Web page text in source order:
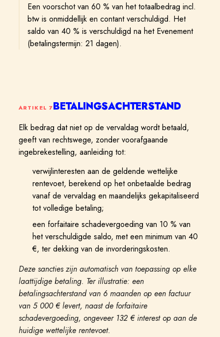
Een voorschot van 60 % van het totaalbedrag incl.
btw is onmiddellijk en contant verschuldigd. Het
saldo van 40 % is verschuldigd na het Evenement
(betalingstermijn: 21 dagen).
ARTIKEL 7BETALINGSACHTERSTAND
Elk bedrag dat niet op de vervaldag wordt betaald,
geeft van rechtswege, zonder voorafgaande
ingebrekestelling, aanleiding tot:
verwijlinteresten aan de geldende wettelijke
rentevoet, berekend op het onbetaalde bedrag
vanaf de vervaldag en maandelijks gekapitaliseerd
tot volledige betaling;
een forfaitaire schadevergoeding van 10 % van
het verschuldigde saldo, met een minimum van 40
€, ter dekking van de invorderingskosten.
Deze sancties zijn automatisch van toepassing op elke
laattijdige betaling. Ter illustratie: een
betalingsachterstand van 6 maanden op een factuur
van 5 000 € levert, naast de forfaitaire
schadevergoeding, ongeveer 132 € interest op aan de
huidige wettelijke rentevoet.